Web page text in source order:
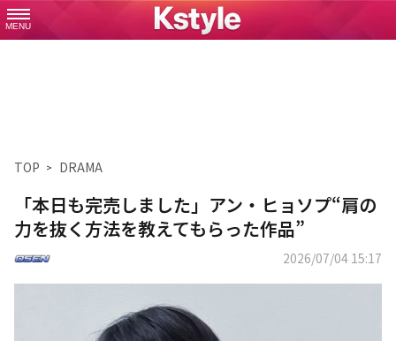
MENU
TOP DRAMA
「本日も完売しました」アン・ヒョソプ“肩の
力を抜く方法を教えてもらった作品”
2026/07/04 15:17